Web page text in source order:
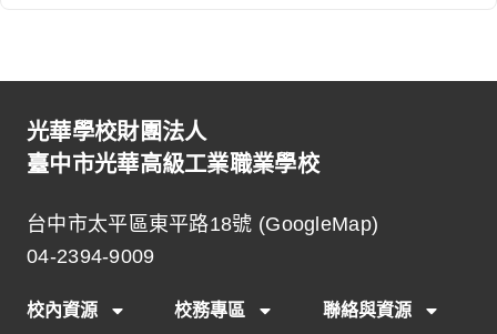
光華學校財團法人
臺中市光華高級工業職業學校
台中市太平區東平路18號 (GoogleMap)
04-2394-9009
校內資源 校務專區 聯絡與資源